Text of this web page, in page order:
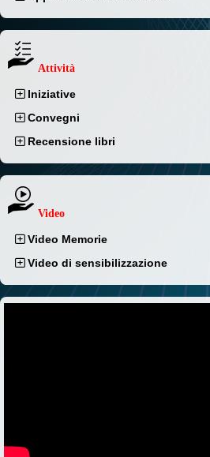
Attività
Iniziative
Convegni
Recensione libri
Video
Video Memorie
Video di sensibilizzazione